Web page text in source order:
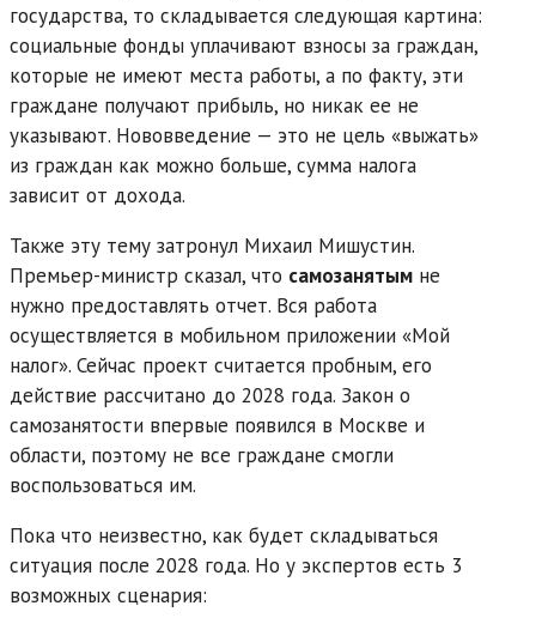
государства, то складывается следующая картина:
социальные фонды уплачивают взносы за граждан,
которые не имеют места работы, а по факту, эти
граждане получают прибыль, но никак ее не
указывают. Нововведение — это не цель «выжать»
из граждан как можно больше, сумма налога
зависит от дохода.
Также эту тему затронул Михаил Мишустин.
Премьер-министр сказал, что самозанятым не
нужно предоставлять отчет. Вся работа
осуществляется в мобильном приложении «Мой
налог». Сейчас проект считается пробным, его
действие рассчитано до 2028 года. Закон о
самозанятости впервые появился в Москве и
области, поэтому не все граждане смогли
воспользоваться им.
Пока что неизвестно, как будет складываться
ситуация после 2028 года. Но у экспертов есть 3
возможных сценария: